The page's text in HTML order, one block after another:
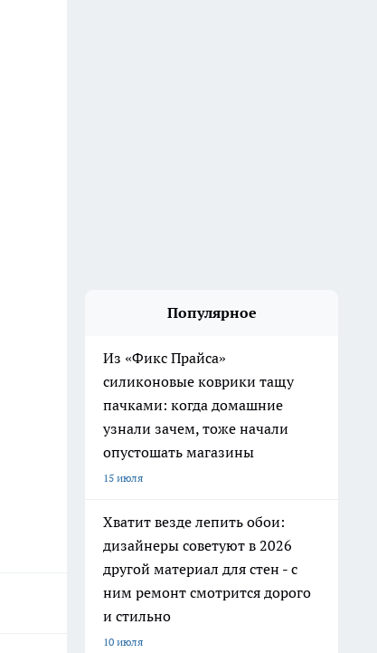
Популярное
Из «Фикс Прайса»
силиконовые коврики тащу
пачками: когда домашние
узнали зачем, тоже начали
опустошать магазины
15 июля
Хватит везде лепить обои:
дизайнеры советуют в 2026
другой материал для стен - с
ним ремонт смотрится дорого
и стильно
10 июля